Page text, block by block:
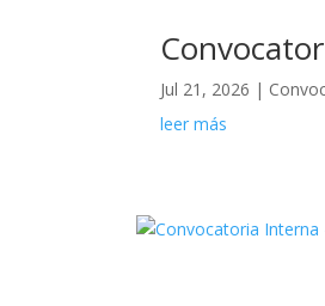
Jul 21, 2026 |
leer más